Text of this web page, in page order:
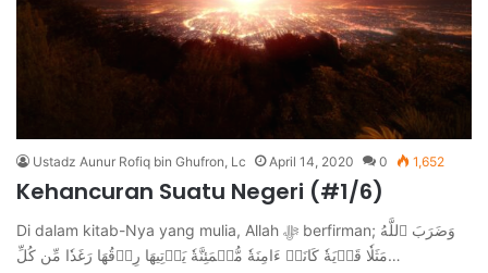
Ustadz Aunur Rofiq bin Ghufron, Lc April 14, 2020 0 1,652
Kehancuran Suatu Negeri (#1/6)
Di dalam kitab-Nya yang mulia, Allah ﷻ berfirman; وَضَرَبَ ٱللَّهُ
مَثَلٗا قَرۡيَةٗ كَانَتۡ ءَامِنَةٗ مُّطۡمَئِنَّةٗ يَأۡتِيهَا رِزۡقُهَا رَغَدٗا مِّن كُلِّ…